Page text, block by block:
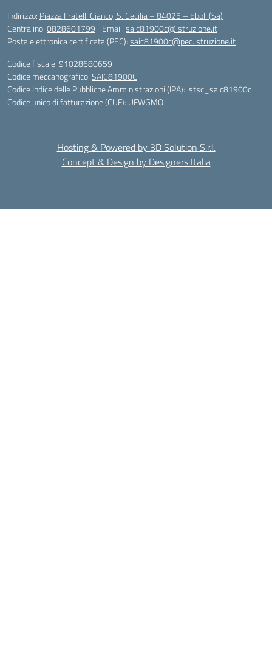
Indirizzo: Piazza Fratelli Cianco, S. Cecilia – 84025 – Eboli (Sa)
Centralino:0828601799 Email:saic81900c@istruzione.it
Posta elettronica certificata (PEC):saic81900c@pec.istruzione.it
Codice fiscale: 91028680659
Codice meccanografico:SAIC81900C
Codice Indice delle Pubbliche Amministrazioni (IPA): istsc_saic81900c
Codice unico di fatturazione (CUF): UFWGMO
Hosting & Powered by 3D Solution S.r.l.
Concept & Design by Designers Italia